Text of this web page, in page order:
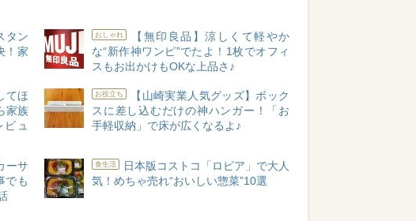
タン
！家
おしゃれ
【無印良品】涼しくて軽やか
な“新作神ワンピ”でたよ！1枚でオフィ
スもお出かけもOKな上品さ♪
てほ
家族
ュ
お役立ち
【山崎実業人気グッズ】ボック
スに差し込むだけの神ハンガー！「お
手軽収納」で床が広くなるよ♪
ーサ
でも
食生活
日本版コストコ「ロピア」で大人
気！めちゃ売れ“おいしい惣菜”10選